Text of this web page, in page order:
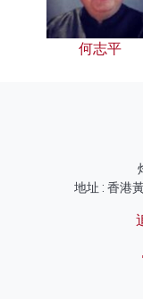
何志平
地址 : 香港